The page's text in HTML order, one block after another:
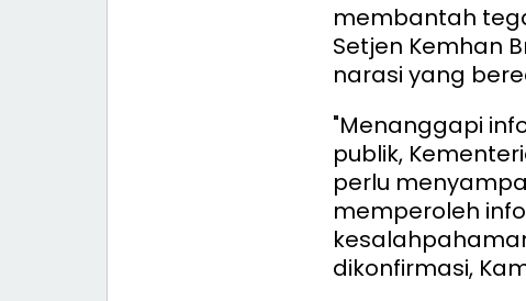
membantah
Setjen Kemhan
narasi yang
"Menanggapi
publik,
perlu
memperoleh
dikonfirmasi,